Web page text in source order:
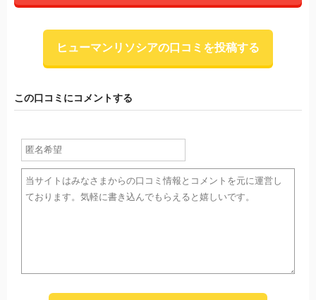
ヒューマンリソシアの口コミを投稿する
この口コミにコメントする